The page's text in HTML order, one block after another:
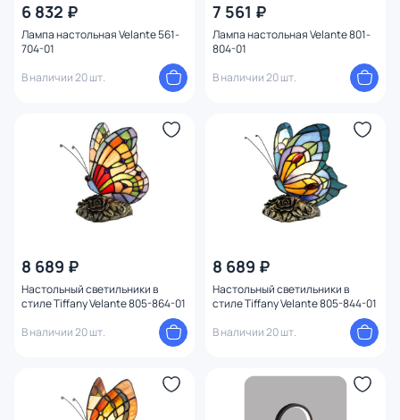
6 832 ₽
Лампа настольная Velante 561-
704-01
В наличии 20 шт.
7 561 ₽
Лампа настольная Velante 801-
804-01
В наличии 20 шт.
8 689 ₽
Настольный светильники в
стиле Tiffany Velante 805-864-01
В наличии 20 шт.
8 689 ₽
Настольный светильники в
стиле Tiffany Velante 805-844-01
В наличии 20 шт.
Цвет свечения
Тип помещения
Управление
Назначение
Вид рассеивателя
Форма плафона
Конструкция